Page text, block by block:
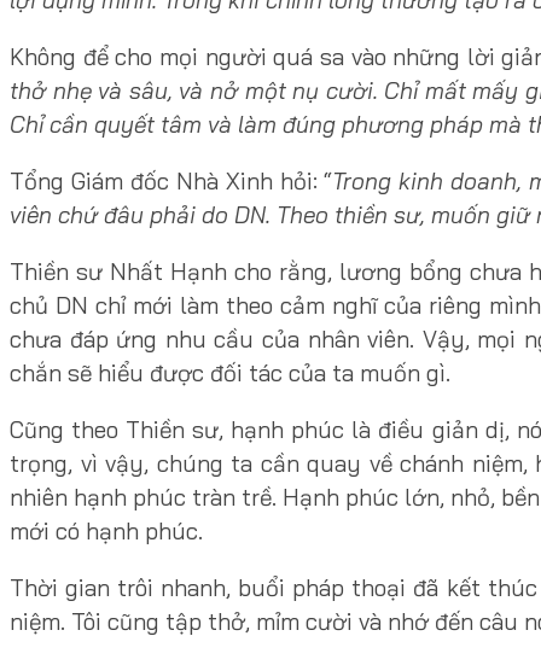
Không để cho mọi người quá sa vào những lời
thở nhẹ và sâu, và nở một nụ cười. Chỉ mất mấy
Chỉ cần quyết tâm và làm đúng phương pháp
Tổng Giám đốc Nhà Xinh hỏi: “Trong kinh doanh,
viên chứ đâu phải do DN. Theo thiền sư, muốn
Thiền sư Nhất Hạnh cho rằng, lương bổng chưa
chủ DN chỉ mới làm theo cảm nghĩ của riêng
chưa đáp ứng nhu cầu của nhân viên. Vậy, mọi
chắn sẽ hiểu được đối tác của ta muốn gì.
Cũng theo Thiền sư, hạnh phúc là điều giản dị,
trọng, vì vậy, chúng ta cần quay về chánh
nhiên hạnh phúc tràn trề. Hạnh phúc lớn, nhỏ,
mới có hạnh phúc.
Thời gian trôi nhanh, buổi pháp thoại đã kết
niệm. Tôi cũng tập thở, mỉm cười và nhớ đến câu